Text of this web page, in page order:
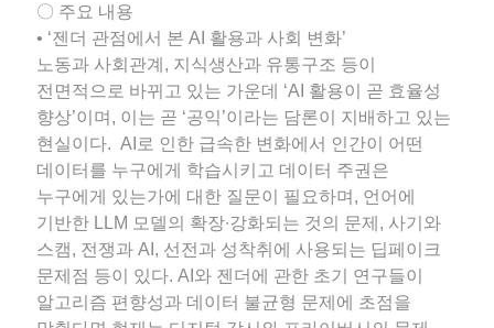
〇 주요 내용
• ‘젠더 관점에서 본 AI 활용과 사회 변화’
노동과 사회관계, 지식생산과 유통구조 등이
전면적으로 바뀌고 있는 가운데 ‘AI 활용이 곧 효율성
향상’이며, 이는 곧 ‘공익’이라는 담론이 지배하고 있는
현실이다. AI로 인한 급속한 변화에서 인간이 어떤
데이터를 누구에게 학습시키고 데이터 주권은
누구에게 있는가에 대한 질문이 필요하며, 언어에
기반한 LLM 모델의 확장∙강화되는 것의 문제, 사기와
스캠, 전쟁과 AI, 선전과 성착취에 사용되는 딥페이크
문제점 등이 있다. AI와 젠더에 관한 초기 연구들이
알고리즘 편향성과 데이터 불균형 문제에 초점을